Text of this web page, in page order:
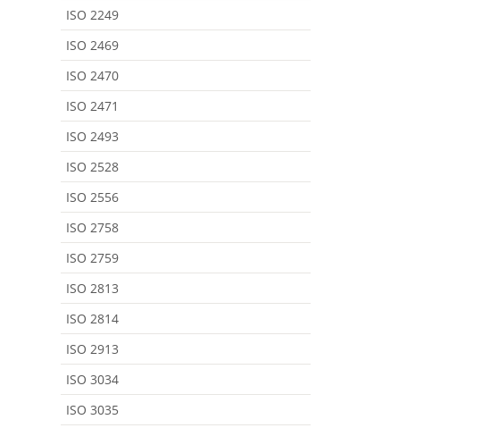
ISO 2249
ISO 2469
ISO 2470
ISO 2471
ISO 2493
ISO 2528
ISO 2556
ISO 2758
ISO 2759
ISO 2813
ISO 2814
ISO 2913
ISO 3034
ISO 3035